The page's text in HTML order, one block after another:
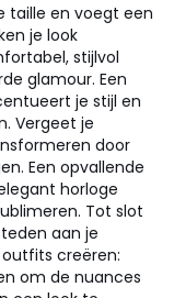
taille en voegt een
je look
stijlvol
glamour. Een
je stijl en
Vergeet je
door
Een opvallende
horloge
Tot slot
aan je
creëren:
om de nuances